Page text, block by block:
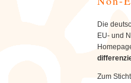
Die
EU- und
Zum